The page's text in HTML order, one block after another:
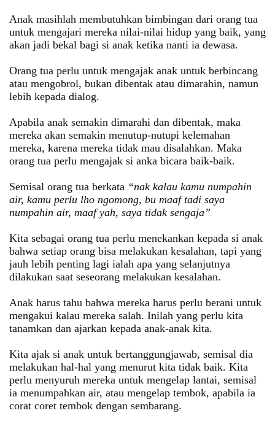
Anak masihlah membutuhkan bimbingan dari orang tua
untuk mengajari mereka nilai-nilai hidup yang baik, yang
akan jadi bekal bagi si anak ketika nanti ia dewasa.
Orang tua perlu untuk mengajak anak untuk berbincang
atau mengobrol, bukan dibentak atau dimarahin, namun
lebih kepada dialog.
Apabila anak semakin dimarahi dan dibentak, maka
mereka akan semakin menutup-nutupi kelemahan
mereka, karena mereka tidak mau disalahkan. Maka
orang tua perlu mengajak si anka bicara baik-baik.
Semisal orang tua berkata “nak kalau kamu numpahin
air, kamu perlu lho ngomong, bu maaf tadi saya
numpahin air, maaf yah, saya tidak sengaja”
Kita sebagai orang tua perlu menekankan kepada si anak
bahwa setiap orang bisa melakukan kesalahan, tapi yang
jauh lebih penting lagi ialah apa yang selanjutnya
dilakukan saat seseorang melakukan kesalahan.
Anak harus tahu bahwa mereka harus perlu berani untuk
mengakui kalau mereka salah. Inilah yang perlu kita
tanamkan dan ajarkan kepada anak-anak kita.
Kita ajak si anak untuk bertanggungjawab, semisal dia
melakukan hal-hal yang menurut kita tidak baik. Kita
perlu menyuruh mereka untuk mengelap lantai, semisal
ia menumpahkan air, atau mengelap tembok, apabila ia
corat coret tembok dengan sembarang.